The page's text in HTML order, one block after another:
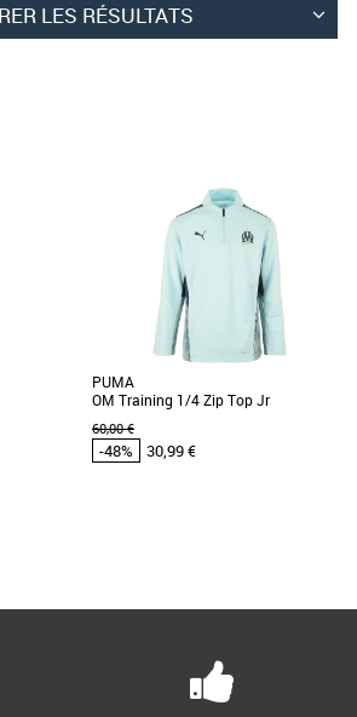
LES RÉSULTATS
PUMA
OM Training 1/4 Zip Top Jr
60,00 €
-48% 30,99 €